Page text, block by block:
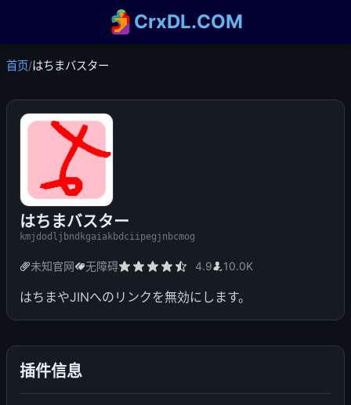
CrxDL.COM
首页/はちまバスター
はちまバスター
kmjdodljbndkgaiakbdciipegjnbcmog
未知官网 无障碍 4.9 10.0K
はちまやJINへのリンクを無効にします。
插件信息